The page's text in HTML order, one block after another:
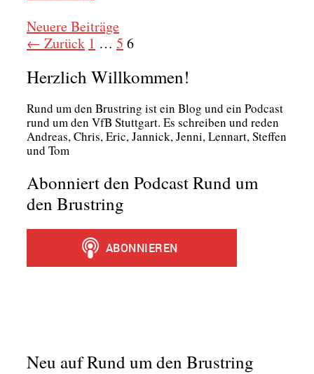
Neuere Beiträge
← Zurück Seite
1 … Seite
5 Seite
6
Herzlich Willkommen!
Rund um den Brust­ring ist ein Blog und ein Pod­cast
rund um den VfB Stutt­gart. Es schrei­ben und reden
Andre­as, Chris, Eric, Jan­nick, Jen­ni, Lenn­art, Stef­fen
und Tom
Abonniert den Podcast Rund um
den Brustring
Neu auf Rund um den Brustring